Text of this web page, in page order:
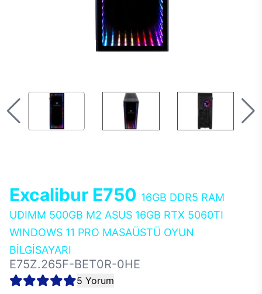
Excalibur E750 16GB DDR5 RAM
UDIMM 500GB M2 ASUS 16GB RTX 5060TI
WINDOWS 11 PRO MASAÜSTÜ OYUN
BİLGİSAYARI
E75Z.265F-BET0R-0HE
5 Yorum